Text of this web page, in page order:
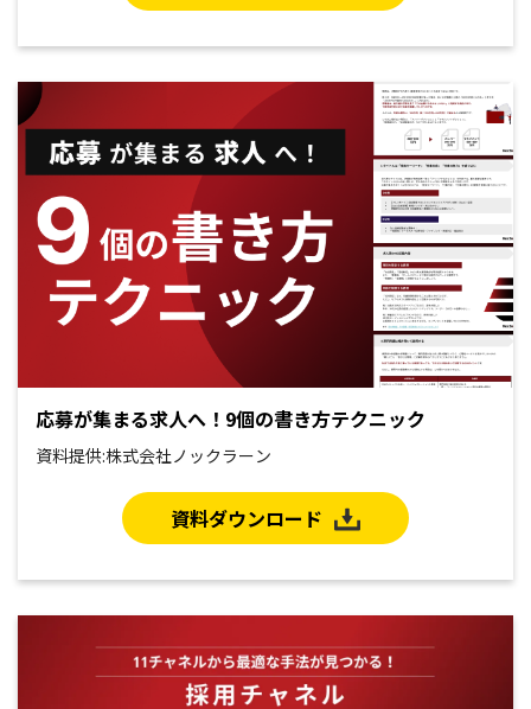
応募が集まる求人へ！9個の書き方テクニック
資料提供:株式会社ノックラーン
資料ダウンロード